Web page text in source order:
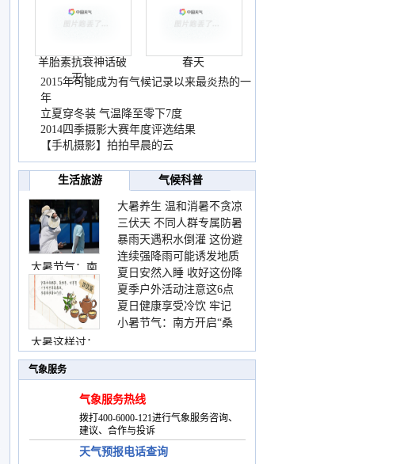
羊胎素抗衰神话破
灭！
春天
2015年可能成为有气候记录以来最炎热的一
年
立夏穿冬装 气温降至零下7度
2014四季摄影大赛年度评选结果
【手机摄影】拍拍早晨的云
生活旅游 气候科普
大暑节气：南
大暑这样过：
大暑养生 温和消暑不贪凉
三伏天 不同人群专属防暑
要点请收好
暴雨天遇积水倒灌 这份避
险提示请收好
连续强降雨可能诱发地质
灾害 这些前兆要知道
夏日安然入睡 收好这份降
温小贴士
夏季户外活动注意这6点
防暑健身两不误
夏日健康享受冷饮 牢记
“两注意一控制”
小暑节气：南方开启“桑
季
气象服务
气象服务热线
拨打400-6000-121进行气象服务咨询、
建议、合作与投诉
天气预报电话查询